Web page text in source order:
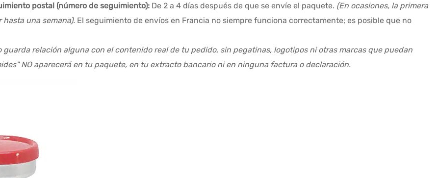
postal (número de seguimiento): De 2 a 4 días después de que se envíe el paquete. (En ocasiones, la primera
una semana). El seguimiento de envíos en Francia no siempre funciona correctamente; es posible que no
relación alguna con el contenido real de tu pedido, sin pegatinas, logotipos ni otras marcas que puedan
NO aparecerá en tu paquete, en tu extracto bancario ni en ninguna factura o declaración.